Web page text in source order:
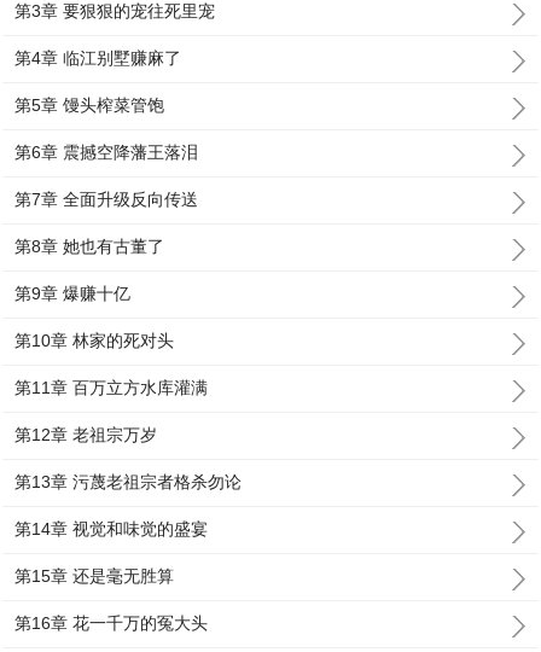
第3章 要狠狠的宠往死里宠
第4章 临江别墅赚麻了
第5章 馒头榨菜管饱
第6章 震撼空降藩王落泪
第7章 全面升级反向传送
第8章 她也有古董了
第9章 爆赚十亿
第10章 林家的死对头
第11章 百万立方水库灌满
第12章 老祖宗万岁
第13章 污蔑老祖宗者格杀勿论
第14章 视觉和味觉的盛宴
第15章 还是毫无胜算
第16章 花一千万的冤大头